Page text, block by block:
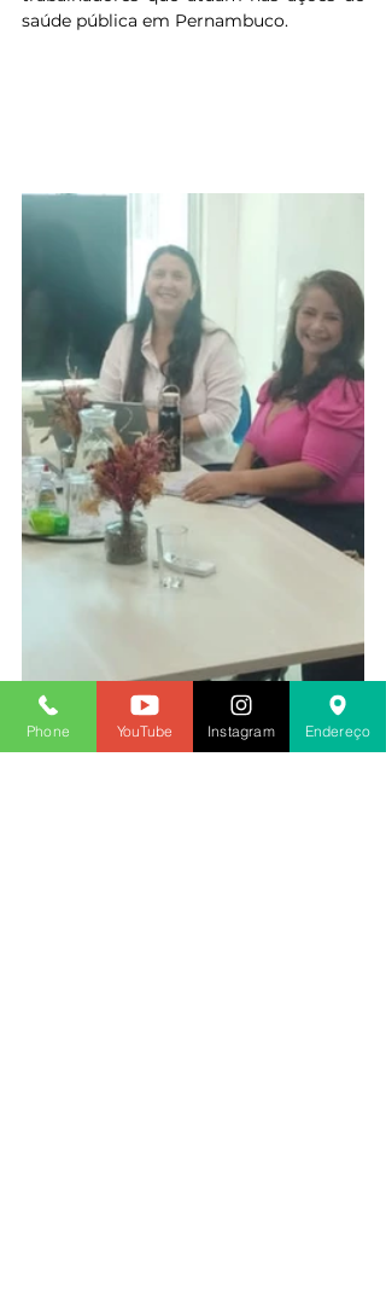
saúde pública em Pernambuco.
Phone YouTube Instagram Endereço